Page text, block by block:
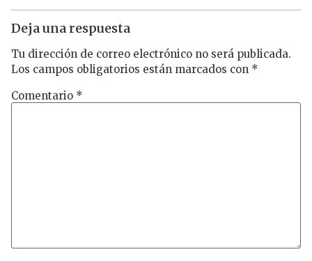
Deja una respuesta
Tu dirección de correo electrónico no será publicada.
Los campos obligatorios están marcados con *
Comentario *